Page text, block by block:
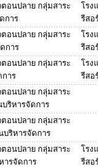
อนปลาย กลุ่มสาระ
การ
โรง
รีสอ
อนปลาย กลุ่มสาระ
การ
โรง
รีสอ
อนปลาย กลุ่มสาระ
การ
โรง
รีสอ
อนปลาย กลุ่มสาระ
ริหารจัดการ
อนปลาย กลุ่มสาระ
บริหารจัดการ
อนปลาย กลุ่มสาระ
ารจัดการ
โรง
รีสอ